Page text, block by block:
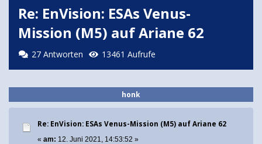
Re: EnVision: ESAs Venus-
Mission (M5) auf Ariane 62
27 Antworten 13461 Aufrufe
honk
Re: EnVision: ESAs Venus-Mission (M5) auf Ariane 62
« am: 12. Juni 2021, 14:53:52 »